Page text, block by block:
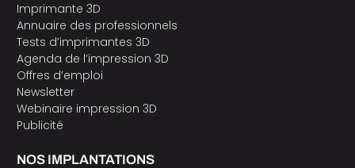
Imprimante 3D
Annuaire des professionnels
Tests d’imprimantes 3D
Agenda de l’impression 3D
Offres d’emploi
Newsletter
Webinaire impression 3D
Publicité
NOS IMPLANTATIONS